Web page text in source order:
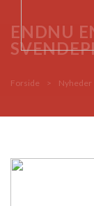
ENDNU
Forside > Nyheder